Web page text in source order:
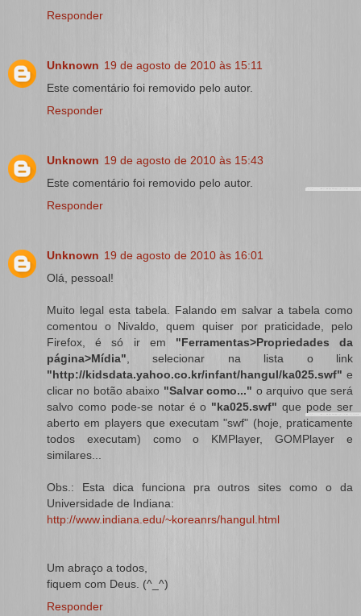
Responder
Unknown 19 de agosto de 2010 às 15:11
Este comentário foi removido pelo autor.
Responder
Unknown 19 de agosto de 2010 às 15:43
Este comentário foi removido pelo autor.
Responder
Unknown 19 de agosto de 2010 às 16:01
Olá, pessoal!
Muito legal esta tabela. Falando em salvar a tabela como
comentou o Nivaldo, quem quiser por praticidade, pelo
Firefox, é só ir em "Ferramentas>Propriedades da
página>Mídia" , selecionar na lista o link
"http://kidsdata.yahoo.co.kr/infant/hangul/ka025.swf" e
clicar no botão abaixo "Salvar como..." o arquivo que será
salvo como pode-se notar é o "ka025.swf" que pode ser
aberto em players que executam "swf" (hoje, praticamente
todos executam) como o KMPlayer, GOMPlayer e
similares...
Obs.: Esta dica funciona pra outros sites como o da
Universidade de Indiana:
http://www.indiana.edu/~koreanrs/hangul.html
Um abraço a todos,
fiquem com Deus. (^_^)
Responder